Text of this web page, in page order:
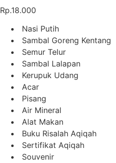
Rp.18.000
Nasi Putih
Sambal Goreng Kentang
Semur Telur
Sambal Lalapan
Kerupuk Udang
Acar
Pisang
Air Mineral
Alat Makan
Buku Risalah Aqiqah
Sertifikat Aqiqah
Souvenir